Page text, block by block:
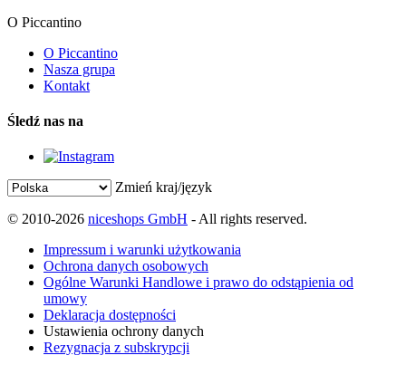
O Piccantino
O Piccantino
Nasza grupa
Kontakt
Śledź nas na
Zmień kraj/język
© 2010-2026 niceshops GmbH - All rights reserved.
Impressum i warunki użytkowania
Ochrona danych osobowych
Ogólne Warunki Handlowe i prawo do odstąpienia od
umowy
Deklaracja dostępności
Ustawienia ochrony danych
Rezygnacja z subskrypcji